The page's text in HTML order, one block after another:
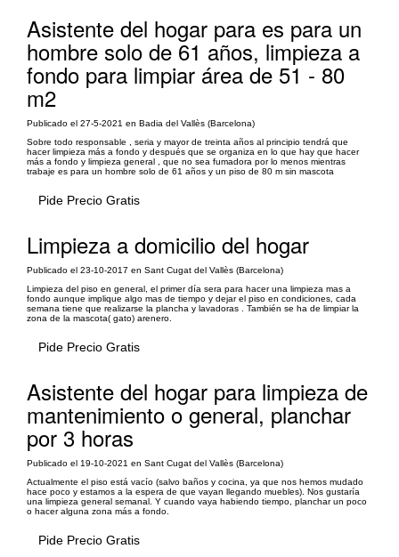
Asistente del hogar para es para un
hombre solo de 61 años, limpieza a
fondo para limpiar área de 51 - 80
m2
Publicado el 27-5-2021 en Badia del Vallès (Barcelona)
Sobre todo responsable , seria y mayor de treinta años al principio tendrá que
hacer limpieza más a fondo y después que se organiza en lo que hay que hacer
más a fondo y limpieza general , que no sea fumadora por lo menos mientras
trabaje es para un hombre solo de 61 años y un piso de 80 m sin mascota
Pide Precio Gratis
Limpieza a domicilio del hogar
Publicado el 23-10-2017 en Sant Cugat del Vallès (Barcelona)
Limpieza del piso en general, el primer día sera para hacer una limpieza mas a
fondo aunque implique algo mas de tiempo y dejar el piso en condiciones, cada
semana tiene que realizarse la plancha y lavadoras . También se ha de limpiar la
zona de la mascota( gato) arenero.
Pide Precio Gratis
Asistente del hogar para limpieza de
mantenimiento o general, planchar
por 3 horas
Publicado el 19-10-2021 en Sant Cugat del Vallès (Barcelona)
Actualmente el piso está vacío (salvo baños y cocina, ya que nos hemos mudado
hace poco y estamos a la espera de que vayan llegando muebles). Nos gustaría
una limpieza general semanal. Y cuando vaya habiendo tiempo, planchar un poco
o hacer alguna zona más a fondo.
Pide Precio Gratis